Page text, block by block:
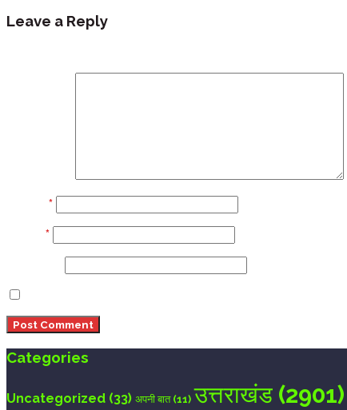
Leave a Reply
*
*
Categories
Uncategorized (33) अपनी बात(11) उत्तराखंड (2901)